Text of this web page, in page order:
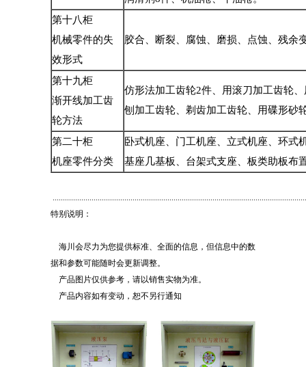
第十八柜
机械零件的失
效形式
胶合、断裂、腐蚀、磨损、点蚀、残余
第十九柜
渐开线加工齿
轮方法
仿形法加工齿轮2件、用滚刀加工齿轮
刨加工齿轮、剃齿加工齿轮、用碟形砂
第二十柜
机座零件分类
卧式机座、门工机座、立式机座、环式
基座几基板、台架式支座、板类助板布
特别说明：
海川会尽力为您提供标准、全面的信息，但信息中的数
据和参数可能随时会更新调整。
产品图片仅供参考，请以销售实物为准。
产品内容如有变动，恕不另行通知